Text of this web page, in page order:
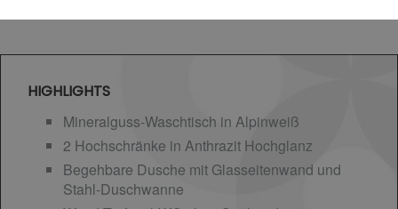
HIGHLIGHTS
Mineralguss-Waschtisch in Alpinweiß
2 Hochschränke in Anthrazit Hochglanz
Begehbare Dusche mit Glasseitenwand und
Stahl-Duschwanne